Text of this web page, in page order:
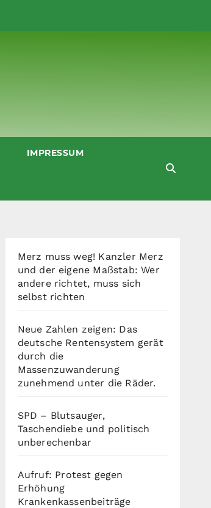
IMPRESSUM
Merz muss weg! Kanzler Merz
und der eigene Maßstab: Wer
andere richtet, muss sich
selbst richten
Neue Zahlen zeigen: Das
deutsche Rentensystem gerät
durch die
Massenzuwanderung
zunehmend unter die Räder.
SPD – Blutsauger,
Taschendiebe und politisch
unberechenbar
Aufruf: Protest gegen
Erhöhung
Krankenkassenbeiträge